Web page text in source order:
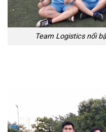
Team Logistics nổi